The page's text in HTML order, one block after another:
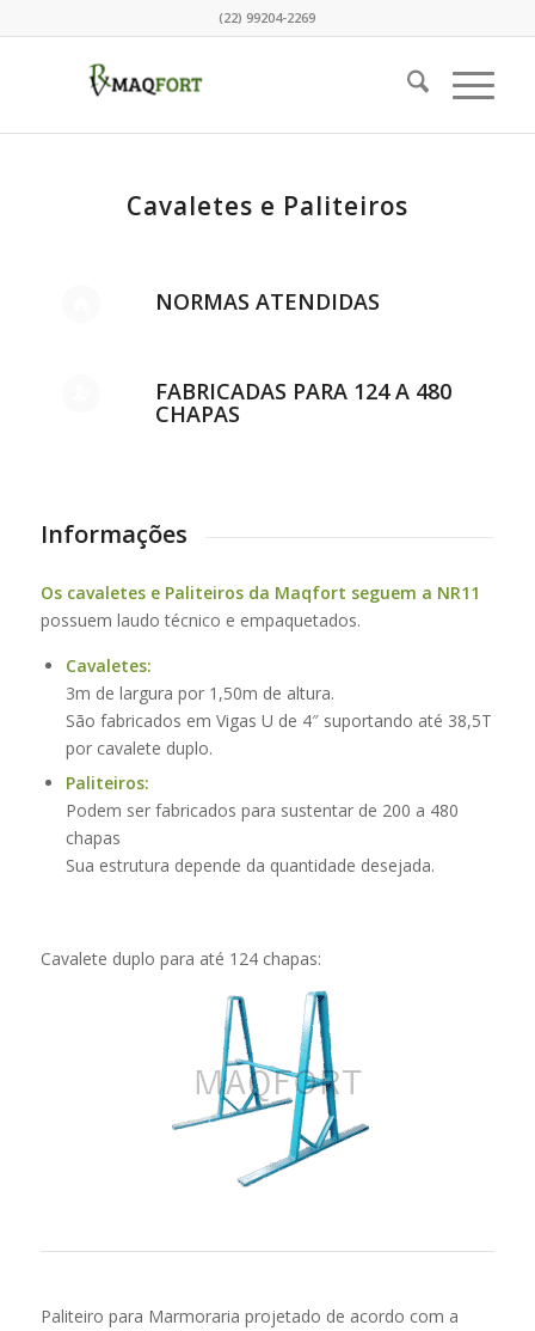
(22) 99204-2269
Cavaletes e Paliteiros
NORMAS ATENDIDAS
FABRICADAS PARA 124 A 480
CHAPAS
Informações
Os cavaletes e Paliteiros da Maqfort seguem a NR11
possuem laudo técnico e empaquetados.
Cavaletes:
3m de largura por 1,50m de altura.
São fabricados em Vigas U de 4″ suportando até 38,5T
por cavalete duplo.
Paliteiros:
Podem ser fabricados para sustentar de 200 a 480
chapas
Sua estrutura depende da quantidade desejada.
Cavalete duplo para até 124 chapas:
Paliteiro para Marmoraria projetado de acordo com a